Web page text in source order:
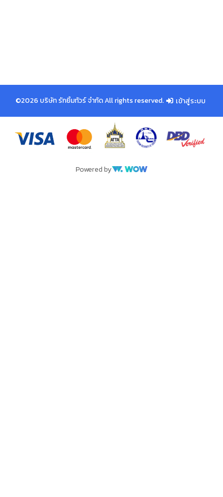
©2026 บริษัท รักยิ้มทัวร์ จำกัด All rights reserved. เข้าสู่ระบบ
Powered by